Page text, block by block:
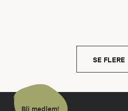
SE FLERE
Bli medlem!